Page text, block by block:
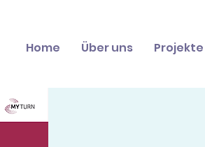
Home Über uns Projekte